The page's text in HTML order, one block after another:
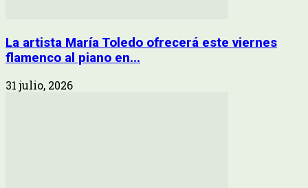
La artista María Toledo ofrecerá este viernes
flamenco al piano en...
31 julio, 2026